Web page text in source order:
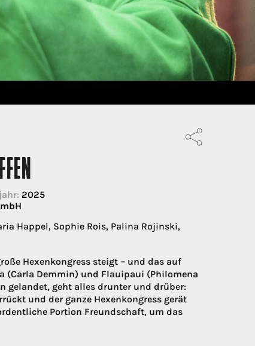
2025
Happel, Sophie Rois, Palina Rojinski,
Hexenkongress steigt – und das auf
(Carla Demmin) und Flauipaui (Philomena
gelandet, geht alles drunter und drüber:
und der ganze Hexenkongress gerät
Portion Freundschaft, um das